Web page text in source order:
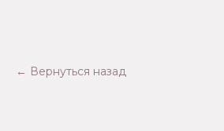
← Вернуться назад